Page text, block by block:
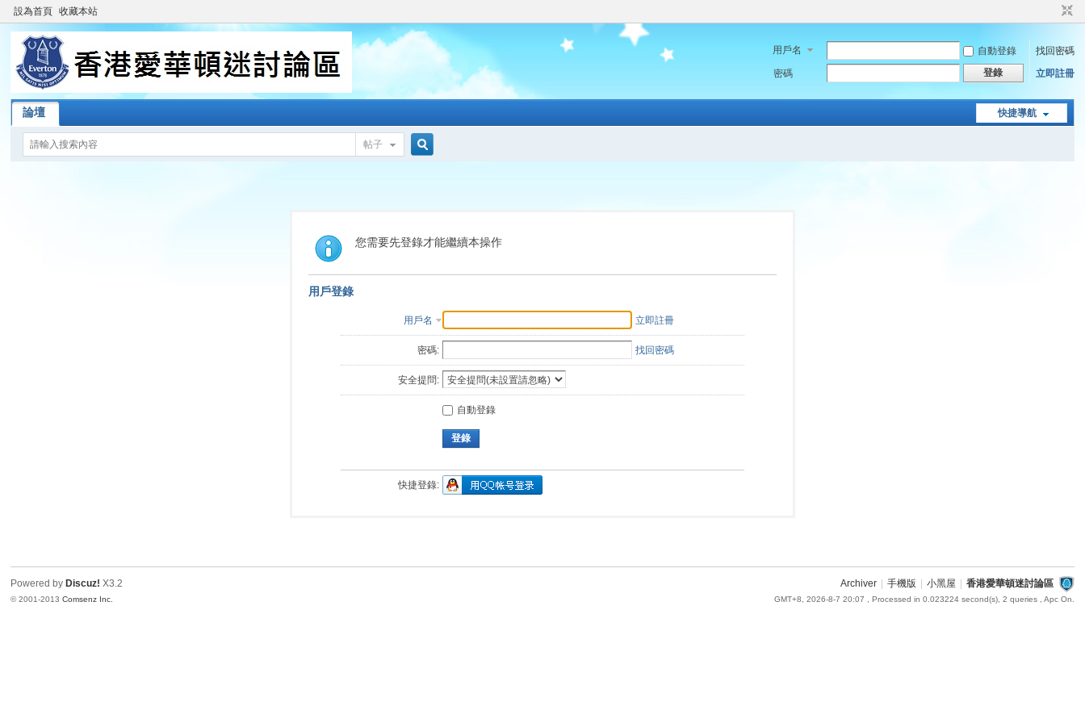
設為首頁 收藏本站
用戶名 自動登錄
找回密碼
密碼
登錄 立即註冊
快捷導航
論壇
帖子
索
您需要先登錄才能繼續本操作
用戶登錄
用戶名 立即註冊
密碼: 找回密碼
安全提問:
自動登錄
登錄
快捷登錄:
Archiver 手機版 小黑屋 香港愛華頓迷討論區
GMT+8, 2026-8-7 20:07 , Processed in 0.023224 second(s), 2 queries , Apc On.
Powered by Discuz! X3.2
© 2001-2013Comsenz Inc.